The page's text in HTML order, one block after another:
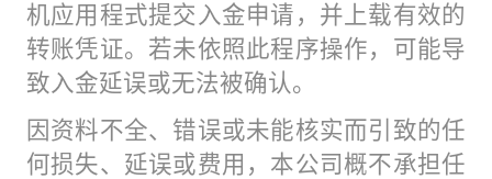
机应用程式提交入金申请，并上载有效的
转账凭证。若未依照此程序操作，可能导
致入金延误或无法被确认。
因资料不全、错误或未能核实而引致的任
何损失、延误或费用，本公司概不承担任